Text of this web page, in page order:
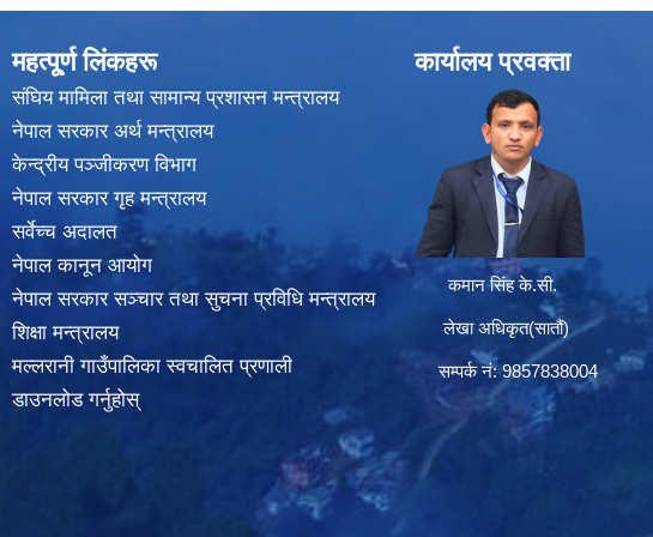
महत्पू्र्ण लिंकहरू
संघिय मामिला तथा सामान्य प्रशासन मन्त्रालय
नेपाल सरकार अर्थ मन्त्रालय
केन्द्रीय पञ्जीकरण विभाग
नेपाल सरकार गृह मन्त्रालय
सर्वेच्च अदालत
नेपाल कानून आयोग
नेपाल सरकार सञ्चार तथा सुचना प्रविधि मन्त्रालय
शिक्षा मन्त्रालय
मल्लरानी गाउँपालिका स्वचालित प्रणाली
डाउनलोड गर्नुहोस्
कार्यालय प्रवक्ता
कमान सिंह के.सी.
लेखा अधिकृत(सातौं)
सम्पर्क न‌ं: 9857838004